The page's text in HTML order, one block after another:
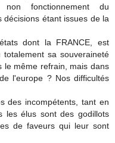
non fonctionnement du
étant issues de la
dont la FRANCE, est
sa souveraineté
le même refrain, mais dans
l'europe ? Nos difficultés
des incompétents, tant en
les élus sont des godillots
de faveurs qui leur sont